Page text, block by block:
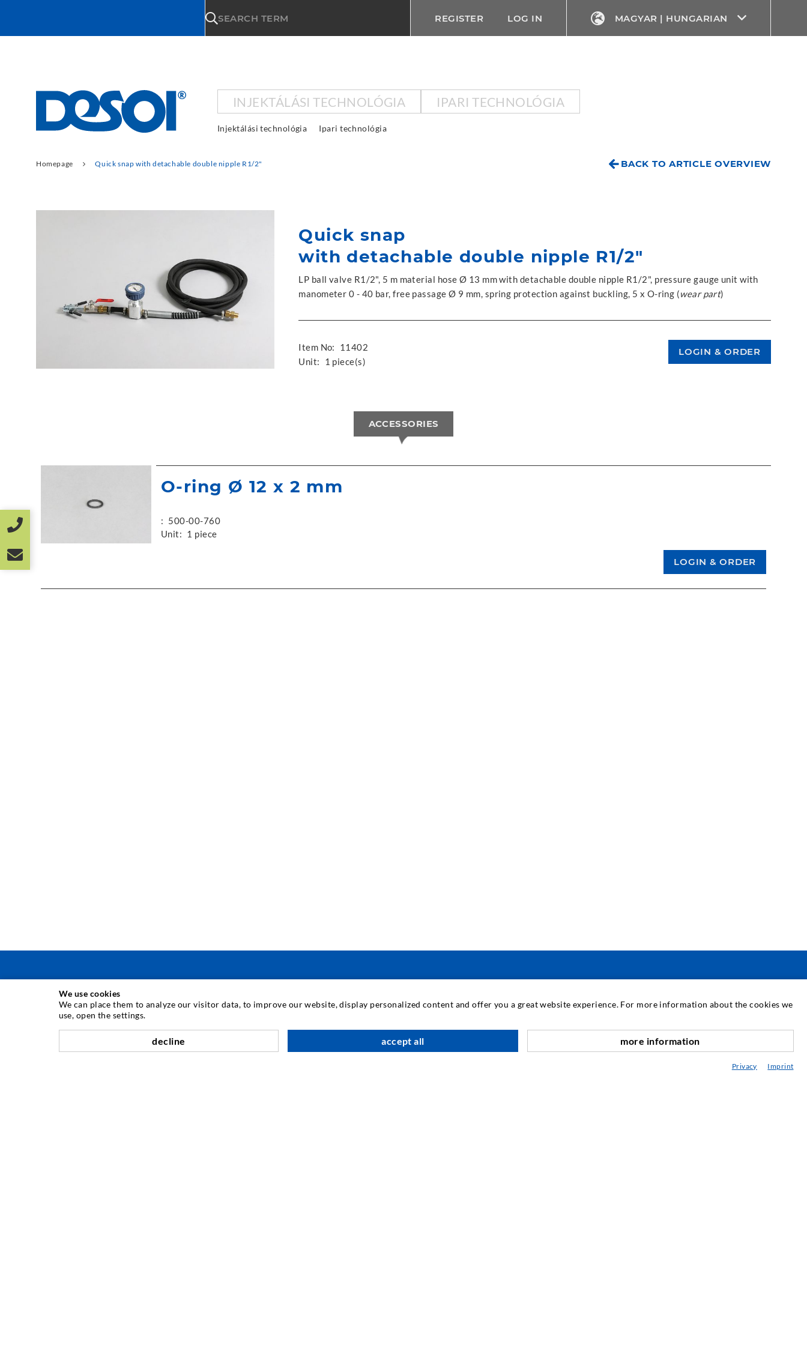
SEARCH TERM REGISTER LOG IN MAGYAR | HUNGARIAN
INJEKTÁLÁSI TECHNOLÓGIA IPARI TECHNOLÓGIA
Injektálási technológia Ipari technológia
BACK TO ARTICLE OVERVIEW
Homepage Quick snap with detachable double nipple R1/2"
Quick snap
with detachable double nipple R1/2"
LP ball valve R1/2", 5 m material hose Ø 13 mm with detachable double nipple R1/2", pressure gauge unit with
manometer 0 - 40 bar, free passage Ø 9 mm, spring protection against buckling, 5 x O-ring (wear part)
Item No:
11402
Unit:
1 piece(s)
ACCESSORIES
O-ring Ø 12 x 2 mm
: 500-00-760
Unit: 1 piece
INJEKTÁLÁSI TECHNOLÓGIA
Repedés-injektálás
Horizontális tömítés
IPARI TECHNOLÓGIA SZERVIZ
Médiatár
Tanácsadás / Tervezés / Kivitelezés
We use cookies
We can place them to analyze our visitor data, to improve our website, display personalized content and offer you a great website experience. For more information about the cookies we
use, open the settings.
decline accept all more information
Privacy Imprint